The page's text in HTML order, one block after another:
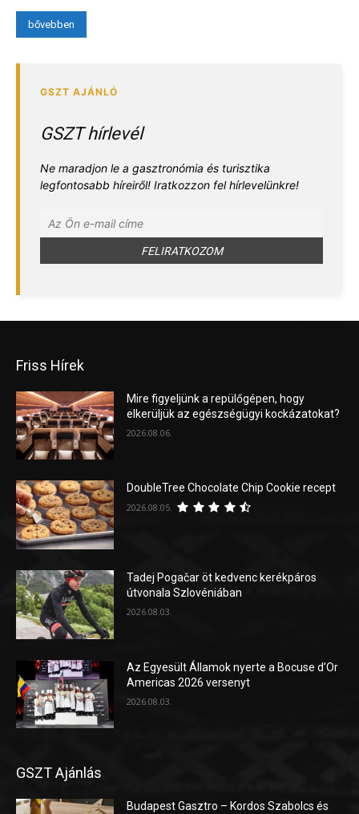
bővebben
GSZT hírlevél
Ne maradjon le a gasztronómia és turisztika
legfontosabb híreiről! Iratkozzon fel hírlevelünkre!
Friss Hírek
Mire figyeljünk a repülőgépen, hogy
elkerüljük az egészségügyi kockázatokat?
2026.08.06.
DoubleTree Chocolate Chip Cookie recept
2026.08.05.
Tadej Pogačar öt kedvenc kerékpáros
útvonala Szlovéniában
2026.08.03.
Az Egyesült Államok nyerte a Bocuse d’Or
Americas 2026 versenyt
2026.08.03.
GSZT Ajánlás
Budapest Gasztro – Kordos Szabolcs és